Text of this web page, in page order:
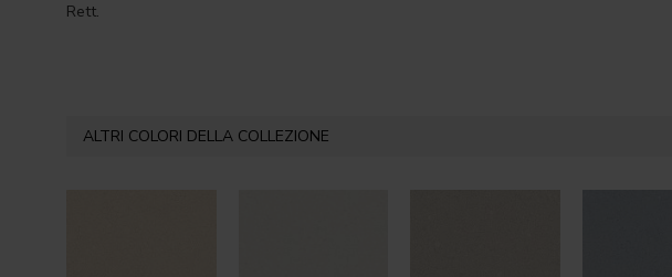
Rett.
ALTRI COLORI DELLA COLLEZIONE